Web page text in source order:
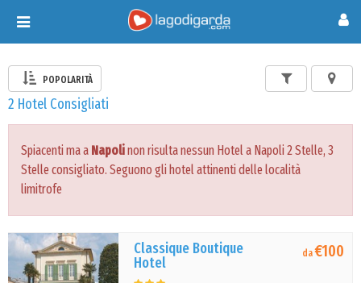
Toggle
navigation
POPOLARITÀ
2 Hotel Consigliati
Spiacenti ma a Napolinon risulta nessun Hotel a Napoli 2 Stelle, 3
Stelle consigliato. Seguono gli hotel attinenti delle località
limitrofe
Classique Boutique
Hotel
da€100